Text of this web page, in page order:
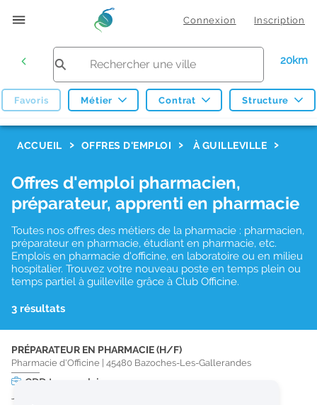
Connexion Inscription
20km
Favoris Métier Contrat Structure
ACCUEIL OFFRES D'EMPLOI À GUILLEVILLE
Offres d'emploi pharmacien,
préparateur, apprenti en pharmacie
Toutes nos offres des métiers de la pharmacie : pharmacien,
préparateur en pharmacie, étudiant en pharmacie, etc.
Emplois en pharmacie d'officine, en laboratoire ou en milieu
hospitalier. Trouvez votre nouveau poste en temps plein ou
temps partiel à guilleville grâce à Club Officine.
3 résultats
PRÉPARATEUR EN PHARMACIE (H/F)
Pharmacie d'Officine 45480 Bazoches-Les-Gallerandes
CDD temps plein
Jusqu'au 30/08/27